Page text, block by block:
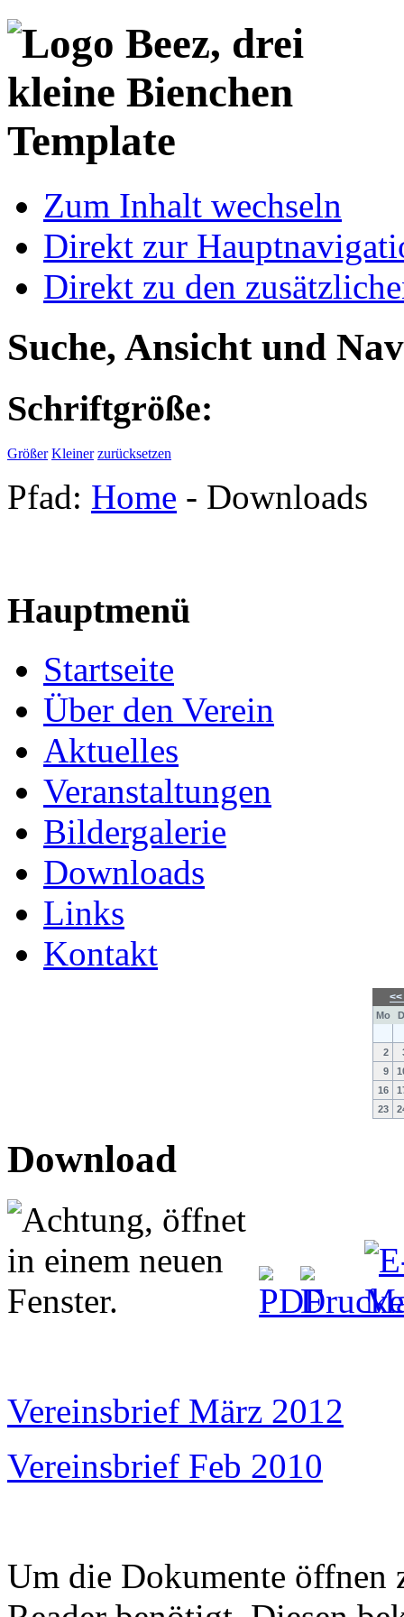
Template
Zum Inhalt wechseln
Direkt zur
Direkt zu den
Suche, Ansicht und
Schriftgröße:
Größer Kleiner zurücksetzen
Pfad: Home - Downloads
Hauptmenü
Startseite
Über den Verein
Aktuelles
Veranstaltungen
Bildergalerie
Downloads
Links
Kontakt
<<
Mo
2
9
16
23
Download
Vereinsbrief März 2012
Vereinsbrief Feb 2010
Um die Dokumente öffnen